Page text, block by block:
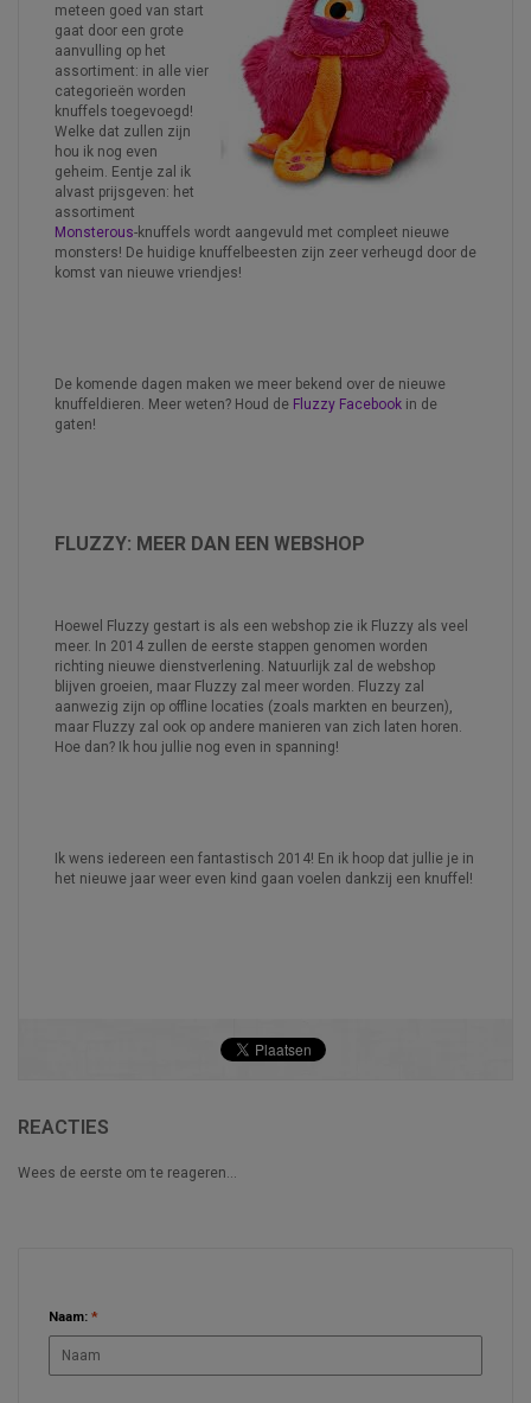
meteen goed van start
gaat door een grote
aanvulling op het
assortiment: in alle vier
categorieën worden
knuffels toegevoegd!
Welke dat zullen zijn
hou ik nog even
geheim. Eentje zal ik
alvast prijsgeven: het
assortiment
Monsterous-knuffels wordt aangevuld met compleet nieuwe
monsters! De huidige knuffelbeesten zijn zeer verheugd door de
komst van nieuwe vriendjes!
De komende dagen maken we meer bekend over de nieuwe
knuffeldieren. Meer weten? Houd de Fluzzy Facebook in de
gaten!
FLUZZY: MEER DAN EEN WEBSHOP
Hoewel Fluzzy gestart is als een webshop zie ik Fluzzy als veel
meer. In 2014 zullen de eerste stappen genomen worden
richting nieuwe dienstverlening. Natuurlijk zal de webshop
blijven groeien, maar Fluzzy zal meer worden. Fluzzy zal
aanwezig zijn op offline locaties (zoals markten en beurzen),
maar Fluzzy zal ook op andere manieren van zich laten horen.
Hoe dan? Ik hou jullie nog even in spanning!
Ik wens iedereen een fantastisch 2014! En ik hoop dat jullie je in
het nieuwe jaar weer even kind gaan voelen dankzij een knuffel!
REACTIES
Wees de eerste om te reageren...
Naam: *